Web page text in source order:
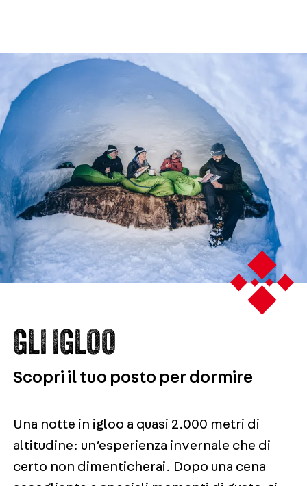
GLI IGLOO
Scopri il tuo posto per dormire
Una notte in igloo a quasi 2.000 metri di
altitudine: un’esperienza invernale che di
certo non dimenticherai. Dopo una cena